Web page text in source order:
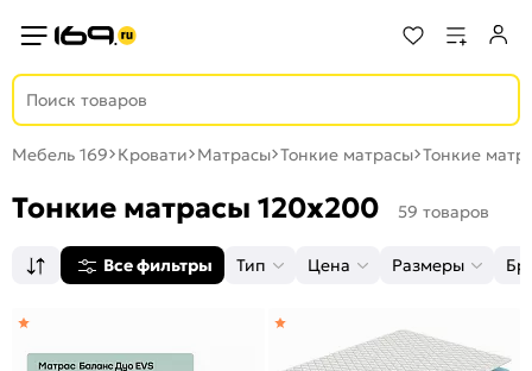
Мебель 169 Кровати Матрасы Тонкие матрасы Тонкие
Тонкие матрасы 120x200 59 товаров
Все фильтры Тип Цена Размеры